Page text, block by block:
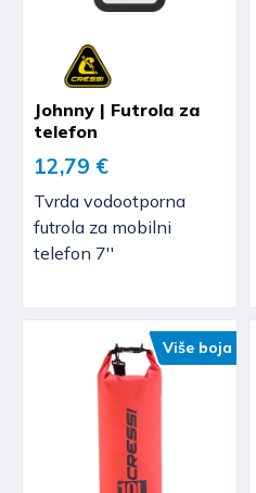
Johnny | Futrola za
telefon
12,79 €
Tvrda vodootporna
futrola za mobilni
telefon 7''
Više boja